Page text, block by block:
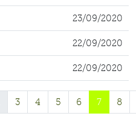
23/09/2020
22/09/2020
22/09/2020
3 4 5 6 7 8